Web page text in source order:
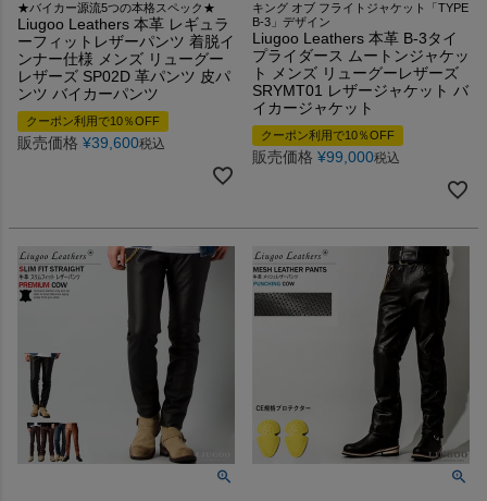
★バイカー源流5つの本格スペック★
Liugoo Leathers 本革 レギュラ
ーフィットレザーパンツ 着脱イ
ンナー仕様 メンズ リューグー
レザーズ SP02D 革パンツ 皮パ
ンツ バイカーパンツ
クーポン利用で10％OFF
販売価格 ¥39,600税込
キング オブ フライトジャケット「TYPE
B-3」デザイン
Liugoo Leathers 本革 B-3タイ
プライダース ムートンジャケッ
ト メンズ リューグーレザーズ
SRYMT01 レザージャケット バ
イカージャケット
クーポン利用で10％OFF
販売価格 ¥99,000税込